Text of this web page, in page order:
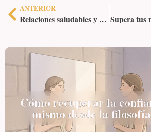
ANTERIOR
Relaciones saludables y desapego: el equilibrio emocional
Cómo recuperar la
mismo desde la